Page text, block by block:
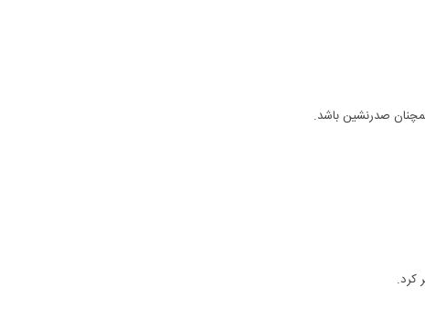
همچنان صدرنشین باشد.
کرد.